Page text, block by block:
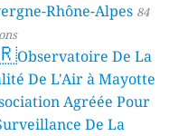
Rhône-Alpes 84
Observatoire De La
De L'Air à Mayotte
Agréée Pour
De La